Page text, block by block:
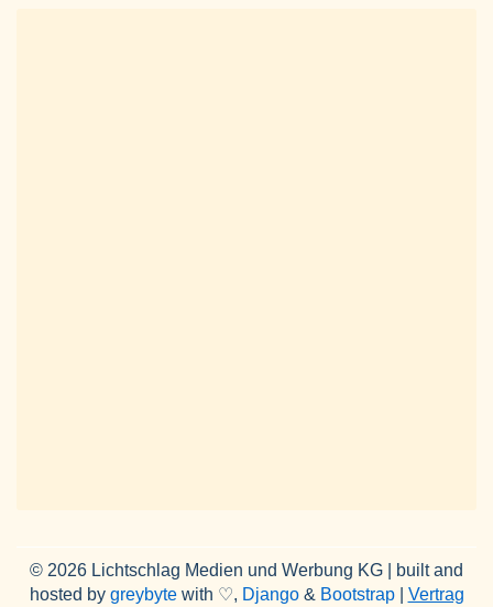
© 2026 Lichtschlag Medien und Werbung KG | built and
hosted by greybytewith ♡, Django& Bootstrap| Vertrag